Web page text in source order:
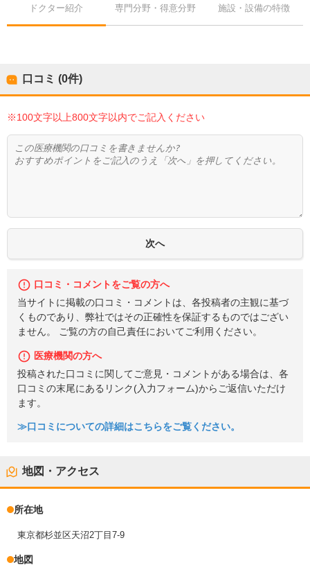
ドクター紹介 専門分野・得意分野 施設・設備の特徴
口コミ (0件)
※100文字以上800文字以内でご記入ください
口コミ・コメントをご覧の方へ
当サイトに掲載の口コミ・コメントは、各投稿者の主観に基づ
くものであり、弊社ではその正確性を保証するものではござい
ません。 ご覧の方の自己責任においてご利用ください。
医療機関の方へ
投稿された口コミに関してご意見・コメントがある場合は、各
口コミの末尾にあるリンク(入力フォーム)からご返信いただけ
ます。
≫口コミについての詳細はこちらをご覧ください。
地図・アクセス
所在地
東京都杉並区天沼2丁目7-9
地図